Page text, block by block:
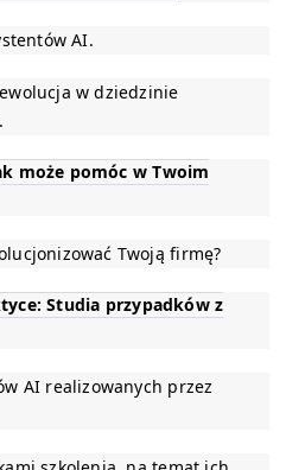
AI.
w dziedzinie
może pomóc w Twoim
Twoją firmę?
Studia przypadków z
AI realizowanych przez